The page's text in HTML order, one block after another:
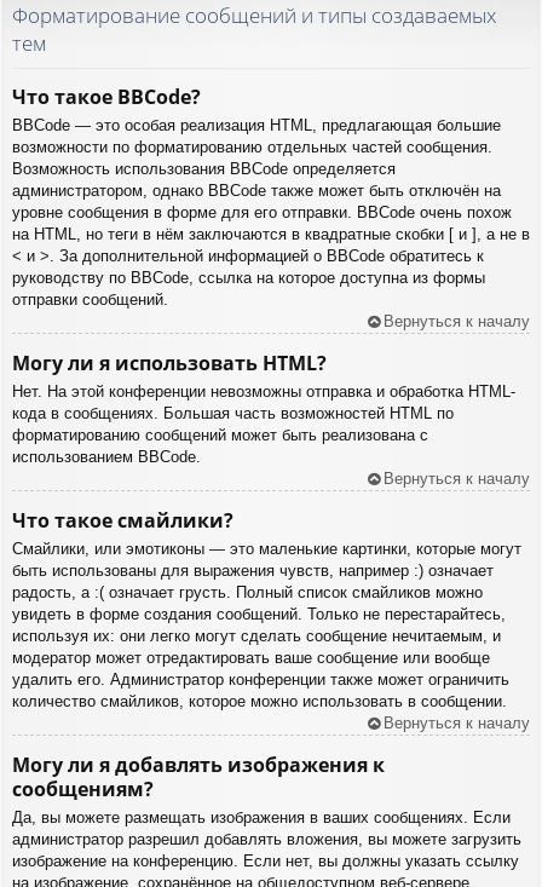
Форматирование сообщений и типы создаваемых
тем
Что такое BBCode?
BBCode — это особая реализация HTML, предлагающая большие
возможности по форматированию отдельных частей сообщения.
Возможность использования BBCode определяется
администратором, однако BBCode также может быть отключён на
уровне сообщения в форме для его отправки. BBCode очень похож
на HTML, но теги в нём заключаются в квадратные скобки [ и ], а не в
< и >. За дополнительной информацией о BBCode обратитесь к
руководству по BBCode, ссылка на которое доступна из формы
отправки сообщений.
Вернуться к началу
Могу ли я использовать HTML?
Нет. На этой конференции невозможны отправка и обработка HTML-
кода в сообщениях. Большая часть возможностей HTML по
форматированию сообщений может быть реализована с
использованием BBCode.
Вернуться к началу
Что такое смайлики?
Смайлики, или эмотиконы — это маленькие картинки, которые могут
быть использованы для выражения чувств, например :) означает
радость, а :( означает грусть. Полный список смайликов можно
увидеть в форме создания сообщений. Только не перестарайтесь,
используя их: они легко могут сделать сообщение нечитаемым, и
модератор может отредактировать ваше сообщение или вообще
удалить его. Администратор конференции также может ограничить
количество смайликов, которое можно использовать в сообщении.
Вернуться к началу
Могу ли я добавлять изображения к
сообщениям?
Да, вы можете размещать изображения в ваших сообщениях. Если
администратор разрешил добавлять вложения, вы можете загрузить
изображение на конференцию. Если нет, вы должны указать ссылку
на изображение, сохранённое на общедоступном веб-сервере.